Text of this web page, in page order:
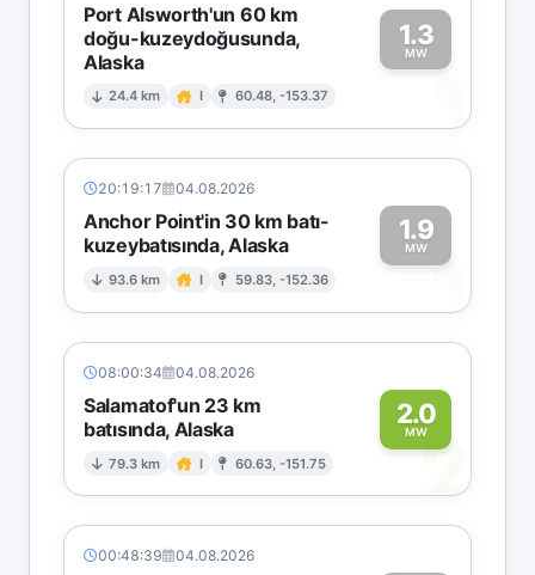
Port Alsworth'un 60 km
doğu-kuzeydoğusunda,
Alaska
24.4 km I 60.48, -153.37
1.3
MW
1
20:19:17 04.08.2026
Anchor Point'in 30 km batı-
kuzeybatısında, Alaska
93.6 km I 59.83, -152.36
1.9
MW1
08:00:34 04.08.2026
Salamatof'un 23 km
batısında, Alaska
79.3 km I 60.63, -151.75
2.0
MW2
00:48:39 04.08.2026